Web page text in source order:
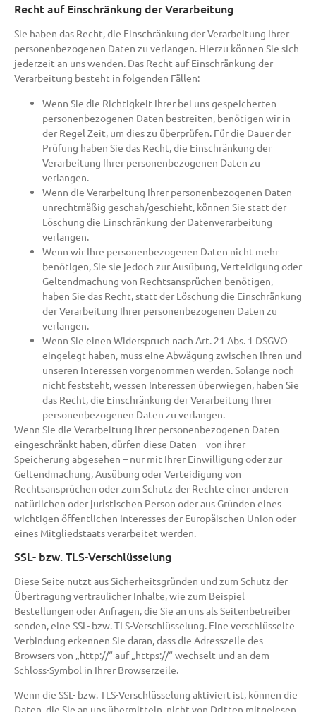
Recht auf Einschränkung der Verarbeitung
Sie haben das Recht, die Einschränkung der Verarbeitung Ihrer
personenbezogenen Daten zu verlangen. Hierzu können Sie sich
jederzeit an uns wenden. Das Recht auf Einschränkung der
Verarbeitung besteht in folgenden Fällen:
Wenn Sie die Richtigkeit Ihrer bei uns gespeicherten
personenbezogenen Daten bestreiten, benötigen wir in
der Regel Zeit, um dies zu überprüfen. Für die Dauer der
Prüfung haben Sie das Recht, die Einschränkung der
Verarbeitung Ihrer personenbezogenen Daten zu
verlangen.
Wenn die Verarbeitung Ihrer personenbezogenen Daten
unrechtmäßig geschah/geschieht, können Sie statt der
Löschung die Einschränkung der Datenverarbeitung
verlangen.
Wenn wir Ihre personenbezogenen Daten nicht mehr
benötigen, Sie sie jedoch zur Ausübung, Verteidigung oder
Geltendmachung von Rechtsansprüchen benötigen,
haben Sie das Recht, statt der Löschung die Einschränkung
der Verarbeitung Ihrer personenbezogenen Daten zu
verlangen.
Wenn Sie einen Widerspruch nach Art. 21 Abs. 1 DSGVO
eingelegt haben, muss eine Abwägung zwischen Ihren und
unseren Interessen vorgenommen werden. Solange noch
nicht feststeht, wessen Interessen überwiegen, haben Sie
das Recht, die Einschränkung der Verarbeitung Ihrer
personenbezogenen Daten zu verlangen.
Wenn Sie die Verarbeitung Ihrer personenbezogenen Daten
eingeschränkt haben, dürfen diese Daten – von ihrer
Speicherung abgesehen – nur mit Ihrer Einwilligung oder zur
Geltendmachung, Ausübung oder Verteidigung von
Rechtsansprüchen oder zum Schutz der Rechte einer anderen
natürlichen oder juristischen Person oder aus Gründen eines
wichtigen öffentlichen Interesses der Europäischen Union oder
eines Mitgliedstaats verarbeitet werden.
SSL- bzw. TLS-Verschlüsselung
Diese Seite nutzt aus Sicherheitsgründen und zum Schutz der
Übertragung vertraulicher Inhalte, wie zum Beispiel
Bestellungen oder Anfragen, die Sie an uns als Seitenbetreiber
senden, eine SSL- bzw. TLS-Verschlüsselung. Eine verschlüsselte
Verbindung erkennen Sie daran, dass die Adresszeile des
Browsers von „http://“ auf „https://“ wechselt und an dem
Schloss-Symbol in Ihrer Browserzeile.
Wenn die SSL- bzw. TLS-Verschlüsselung aktiviert ist, können die
Daten, die Sie an uns übermitteln, nicht von Dritten mitgelesen